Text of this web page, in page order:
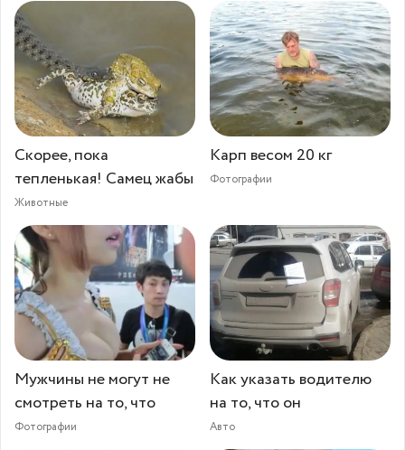
Скорее, пока
тепленькая! Самец жабы
Животные
Карп весом 20 кг
Фотографии
Мужчины не могут не
смотреть на то, что
Фотографии
Как указать водителю
на то, что он
Авто